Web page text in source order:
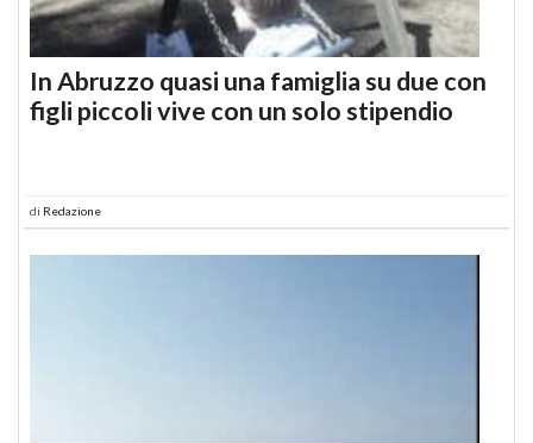
In Abruzzo quasi una famiglia su due con
figli piccoli vive con un solo stipendio
di Redazione